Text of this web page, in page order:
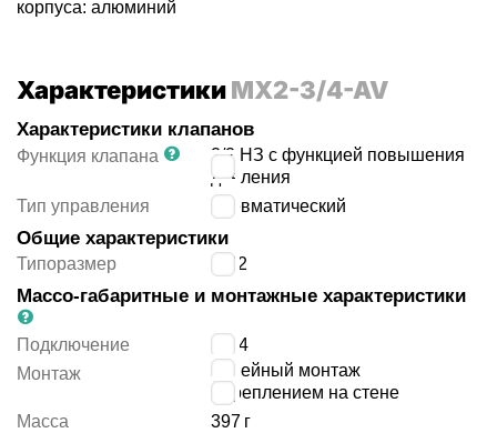
корпуса: алюминий
ХарактеристикиMX2-3/4-AV
Характеристики клапанов
Функция клапана
2/2 НЗ с функцией повышения
давления
Тип управления
пневматический
Общие характеристики
Типоразмер MX2
Массо-габаритные и монтажные характеристики
Подключение
G3/4
Монтаж
линейный монтаж
с креплением на стене
Масса
397 г